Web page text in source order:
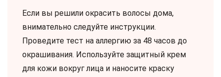
Если вы решили окрасить волосы дома,
внимательно следуйте инструкции.
Проведите тест на аллергию за 48 часов до
окрашивания. Используйте защитный крем
для кожи вокруг лица и наносите краску